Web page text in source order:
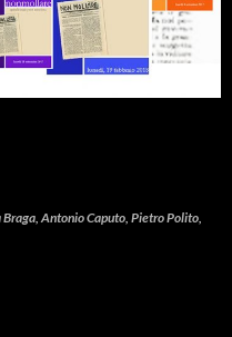
Antonio Caputo, Pietro Polito,